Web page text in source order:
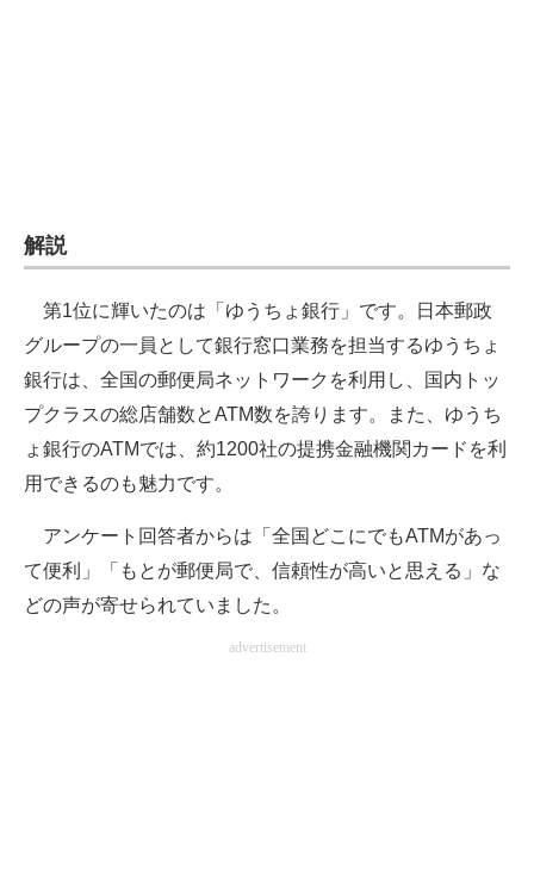
エネルギーの専門メディア
建設×テクノロジーの最前線
ちょっと気になるネットの話題
解説
第1位に輝いたのは「ゆうちょ銀行」です。日本郵政
グループの一員として銀行窓口業務を担当するゆうちょ
銀行は、全国の郵便局ネットワークを利用し、国内トッ
プクラスの総店舗数とATM数を誇ります。また、ゆうち
ょ銀行のATMでは、約1200社の提携金融機関カードを利
用できるのも魅力です。
アンケート回答者からは「全国どこにでもATMがあっ
て便利」「もとが郵便局で、信頼性が高いと思える」な
どの声が寄せられていました。
advertisement